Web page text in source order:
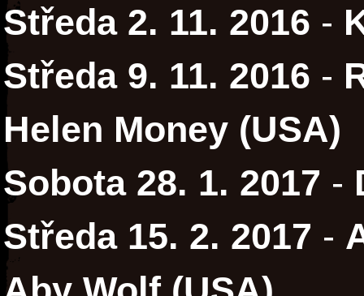
Středa 2. 11. 2016 -
Středa 9. 11. 2016 -
Helen Money (USA)
Sobota 28. 1. 2017 -
Středa 15. 2. 2017 -